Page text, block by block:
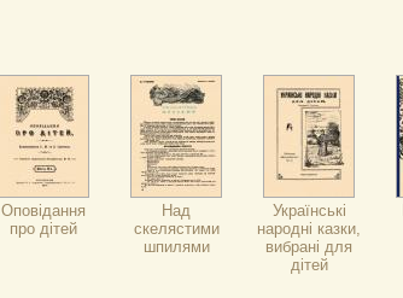
Оповідання
про дітей
Над
скелястими
шпилями
Українські
народні казки,
вибрані для
дітей